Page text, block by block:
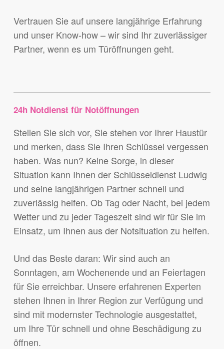
Vertrauen Sie auf unsere langjährige Erfahrung
und unser Know-how – wir sind Ihr zuverlässiger
Partner, wenn es um Türöffnungen geht.
24h Notdienst für Notöffnungen
Stellen Sie sich vor, Sie stehen vor Ihrer Haustür
und merken, dass Sie Ihren Schlüssel vergessen
haben. Was nun? Keine Sorge, in dieser
Situation kann Ihnen der Schlüsseldienst Ludwig
und seine langjährigen Partner schnell und
zuverlässig helfen. Ob Tag oder Nacht, bei jedem
Wetter und zu jeder Tageszeit sind wir für Sie im
Einsatz, um Ihnen aus der Notsituation zu helfen.
Und das Beste daran: Wir sind auch an
Sonntagen, am Wochenende und an Feiertagen
für Sie erreichbar. Unsere erfahrenen Experten
stehen Ihnen in Ihrer Region zur Verfügung und
sind mit modernster Technologie ausgestattet,
um Ihre Tür schnell und ohne Beschädigung zu
öffnen.